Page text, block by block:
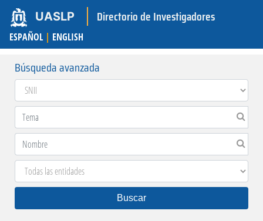
UASLP Directorio de Investigadores
ESPAÑOL | ENGLISH
Búsqueda avanzada
Buscar